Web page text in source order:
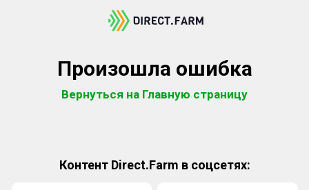
Произошла ошибка
Вернуться на Главную страницу
Контент Direct.Farm в соцсетях: